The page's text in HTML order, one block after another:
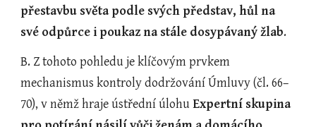
přestavbu světa podle svých představ, hůl na
své odpůrce i poukaz na stále dosypávaný žlab.
B. Z tohoto pohledu je klíčovým prvkem
mechanismus kontroly dodržování Úmluvy (čl. 66–
70), v němž hraje ústřední úlohu Expertní skupina